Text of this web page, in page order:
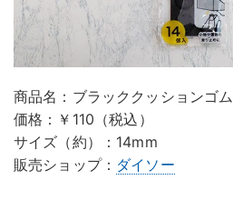
商品名：ブラッククッションゴム
価格：￥110（税込）
サイズ（約）：14mm
販売ショップ： ダイソー